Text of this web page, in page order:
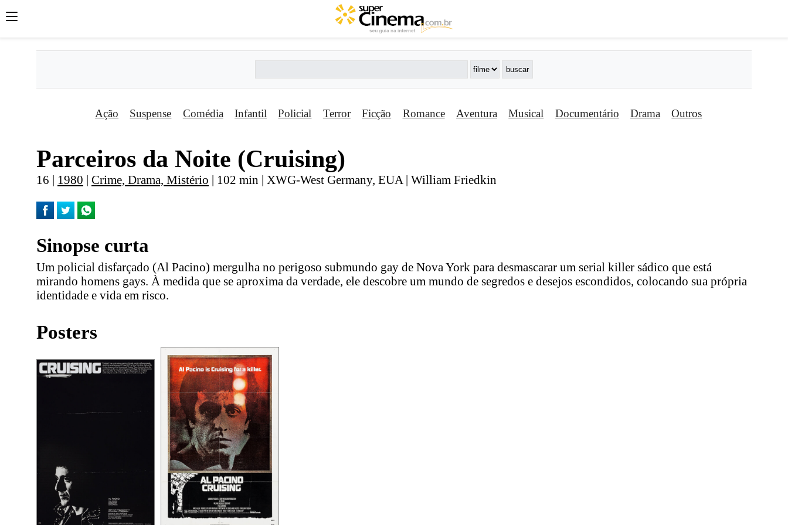
Ação Suspense Comédia Infantil Policial Terror Ficção Romance Aventura Musical Documentário Drama Outros
Parceiros da Noite (Cruising)
16 | 1980 | Crime, Drama, Mistério | 102 min | XWG-West Germany, EUA | William Friedkin
Sinopse curta
Um policial disfarçado (Al Pacino) mergulha no perigoso submundo gay de Nova York para desmascarar um serial killer sádico que está
mirando homens gays. À medida que se aproxima da verdade, ele descobre um mundo de segredos e desejos escondidos, colocando sua própria
identidade e vida em risco.
Posters